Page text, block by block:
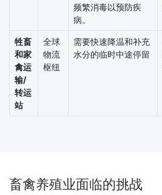
频繁消毒以预防疾
病。
牲畜
和家
禽运
输/
转运
站
全球
物流
枢纽
需要快速降温和补充
水分的临时中途停留
畜禽养殖业面临的挑战